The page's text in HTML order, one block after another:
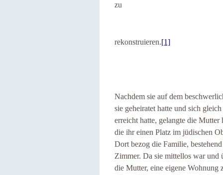
zu
rekonstruieren.[1]
Nachdem sie auf dem
sie geheiratet hatte und sich
erreicht hatte, gelangte die
die ihr einen Platz im jüdischen
Dort bezog die Familie,
Zimmer. Da sie mittellos war und
die Mutter, eine eigene Wohnung